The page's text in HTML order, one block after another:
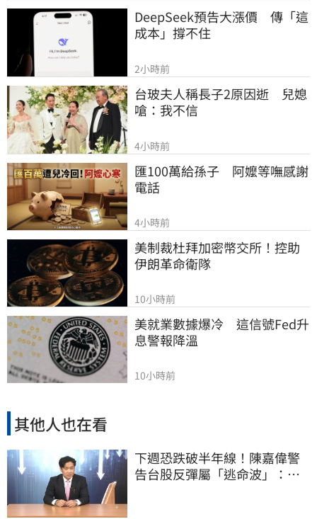
DeepSeek預告大漲價　傳「這
成本」撐不住
2小時前
台玻夫人稱長子2原因逝　兒媳
嗆：我不信
4小時前
匯100萬給孫子　阿嬤等嘸感謝
電話
4小時前
美制裁杜拜加密幣交所！控助
伊朗革命衛隊
10小時前
美就業數據爆冷　這信號Fed升
息警報降溫
10小時前
其他人也在看
下週恐跌破半年線！陳嘉偉警
告台股反彈屬「逃命波」：空